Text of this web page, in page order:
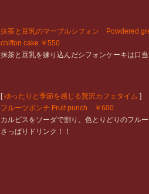
抹茶と豆乳のマーブルシフォン Powdered
chiffon cake ￥550
抹茶と豆乳を練り込んだシフォンケーキは口
[ゆったりと季節を感じる贅沢カフェタイム ]
フルーツポンチ Fruit punch ￥600
カルピスをソーダで割り、色とりどりのフル
さっぱりドリンク！！